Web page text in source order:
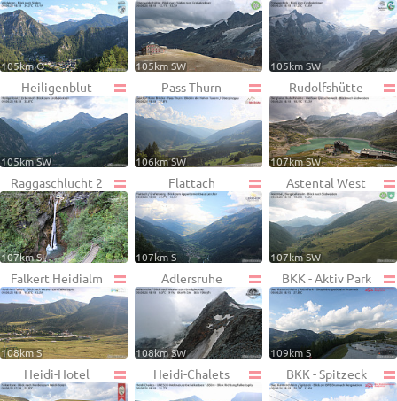
105km O 105km SW 105km SW
Heiligenblut
105km SW
Pass Thurn
106km SW
Rudolfshütte
107km SW
Raggaschlucht 2
107km S
Flattach
107km S
Astental West
107km SW
Falkert Heidialm
108km S
Adlersruhe
108km SW
BKK - Aktiv Park
109km S
Heidi-Hotel Heidi-Chalets BKK - Spitzeck